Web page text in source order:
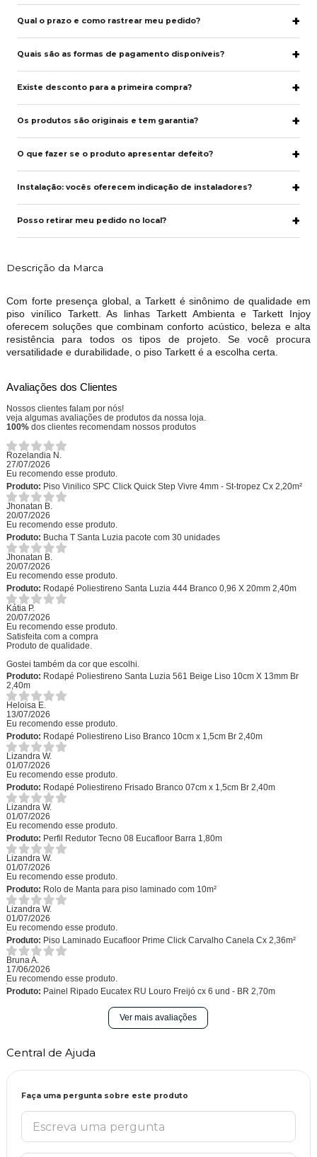
Qual o prazo e como rastrear meu pedido?
Quais são as formas de pagamento disponíveis?
Existe desconto para a primeira compra?
Os produtos são originais e tem garantia?
O que fazer se o produto apresentar defeito?
Instalação: vocês oferecem indicação de instaladores?
Posso retirar meu pedido no local?
Descrição da Marca
Com forte presença global, a Tarkett é sinônimo de qualidade em
piso vinílico Tarkett. As linhas Tarkett Ambienta e Tarkett Injoy
oferecem soluções que combinam conforto acústico, beleza e alta
resistência para todos os tipos de projeto. Se você procura
versatilidade e durabilidade, o piso Tarkett é a escolha certa.
Avaliações dos Clientes
Nossos clientes falam por nós!
veja algumas avaliações de produtos da nossa loja.
100% dos clientes recomendam nossos produtos
Rozelandia N.
27/07/2026
Eu recomendo esse produto.
Produto: Piso Vinilico SPC Click Quick Step Vivre 4mm - St-tropez Cx 2,20m²
Jhonatan B.
20/07/2026
Eu recomendo esse produto.
Produto: Bucha T Santa Luzia pacote com 30 unidades
Jhonatan B.
20/07/2026
Eu recomendo esse produto.
Produto: Rodapé Poliestireno Santa Luzia 444 Branco 0,96 X 20mm 2,40m
Kátia P.
20/07/2026
Eu recomendo esse produto.
Satisfeita com a compra
Produto de qualidade.
Gostei também da cor que escolhi.
Produto: Rodapé Poliestireno Santa Luzia 561 Beige Liso 10cm X 13mm Br
2,40m
Heloisa E.
13/07/2026
Eu recomendo esse produto.
Produto: Rodapé Poliestireno Liso Branco 10cm x 1,5cm Br 2,40m
Lizandra W.
01/07/2026
Eu recomendo esse produto.
Produto: Rodapé Poliestireno Frisado Branco 07cm x 1,5cm Br 2,40m
Lizandra W.
01/07/2026
Eu recomendo esse produto.
Produto: Perfil Redutor Tecno 08 Eucafloor Barra 1,80m
Lizandra W.
01/07/2026
Eu recomendo esse produto.
Produto: Rolo de Manta para piso laminado com 10m²
Lizandra W.
01/07/2026
Eu recomendo esse produto.
Produto: Piso Laminado Eucafloor Prime Click Carvalho Canela Cx 2,36m²
Bruna A.
17/06/2026
Eu recomendo esse produto.
Produto: Painel Ripado Eucatex RU Louro Freijó cx 6 und - BR 2,70m
Ver mais avaliações
Central de Ajuda
Faça uma pergunta sobre este produto